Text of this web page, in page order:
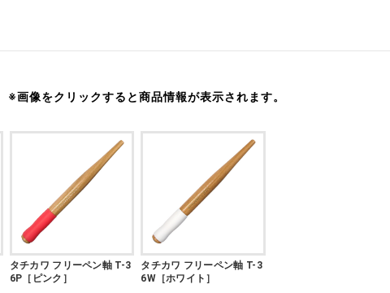
※画像をクリックすると商品情報が表示されます。
タチカワ フリーペン軸 T-3
6P［ピンク］
タチカワ フリーペン軸 T-3
6W［ホワイト］